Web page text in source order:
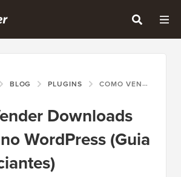
BLOG PLUGINS COMO VENDER DOWNLOADS DIGITAIS NO WORDPRESS (GUIA PARA INICIANTES)
Downloads
WordPress (Guia